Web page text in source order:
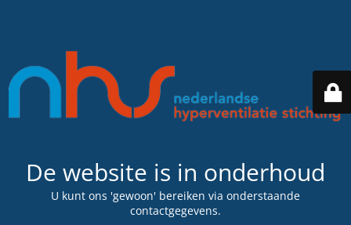
De website is in onderhoud
U kunt ons 'gewoon' bereiken via onderstaande
contactgegevens.